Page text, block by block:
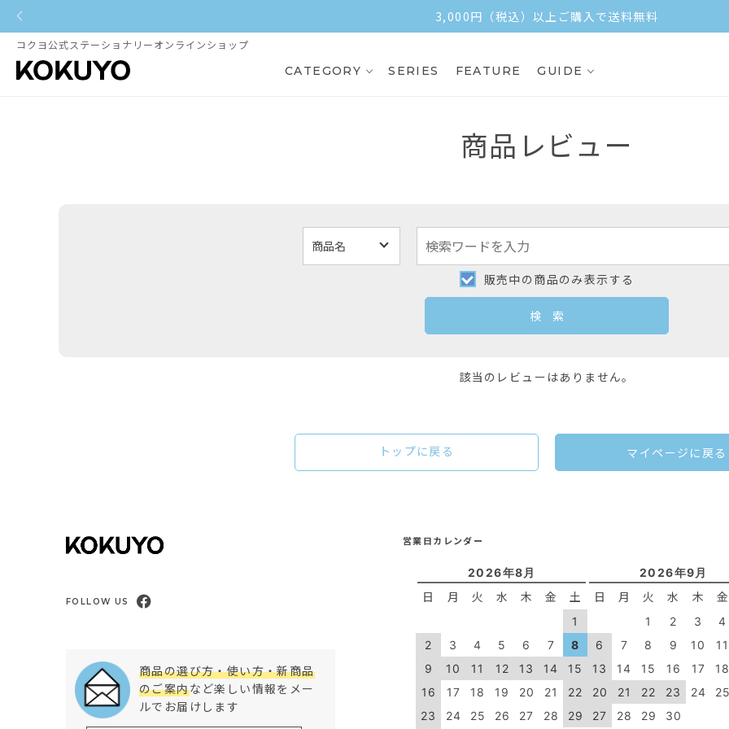
3,000円（税込）以上ご購入で送料無料
コクヨ公式ステーショナリーオンラインショップ
CATEGORY SERIES FEATURE GUIDE
商品レビュー
販売中の商品のみ表示する
該当のレビューはありません。
マイページに戻る
トップに戻る
FOLLOW US
商品の選び方・使い方・新商品
のご案内など楽しい情報をメー
ルでお届けします
営業日カレンダー
2026年8月
日 月 火 水 木 金 土
1
2
3 4 5 6 7
8
9
10 11 12 13 14
15
16
17 18 19 20 21
22
23
24 25 26 27 28 29
2026年9月
日 月 火 水 木 金
1 2 3
4
6
7 8 9 10
11
13
14 15 16 17
20
21 22 23 24
27
28 29 30